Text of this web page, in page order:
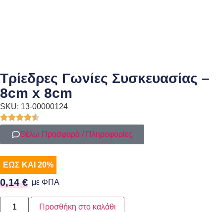
Τρίεδρες Γωνίες Συσκευασίας –
8cm x 8cm
SKU: 13-00000124
Θέλω Προσφορά / Πληροφορίες
ΕΩΣ ΚΑΙ 20%
0,14€ με ΦΠΑ
Προσθήκη στο καλάθι